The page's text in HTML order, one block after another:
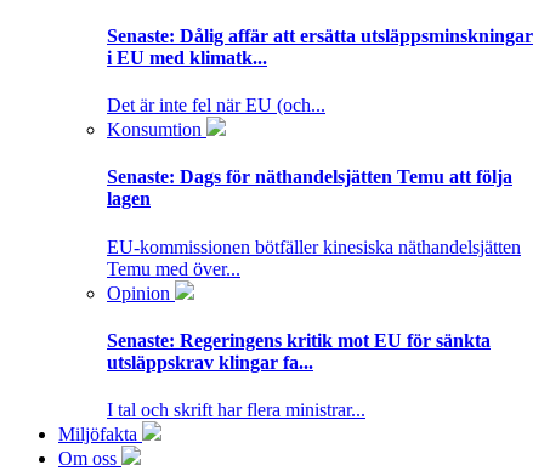
Senaste: Dålig affär att ersätta utsläppsminskningar
i EU med klimatk...
Det är inte fel när EU (och...
Konsumtion
Senaste: Dags för näthandelsjätten Temu att följa
lagen
EU-kommissionen bötfäller kinesiska näthandelsjätten
Temu med över...
Opinion
Senaste: Regeringens kritik mot EU för sänkta
utsläppskrav klingar fa...
I tal och skrift har flera ministrar...
Miljöfakta
Om oss